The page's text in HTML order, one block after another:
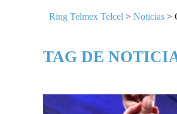
Ring Telmex Telcel > Noticias >
TAG DE